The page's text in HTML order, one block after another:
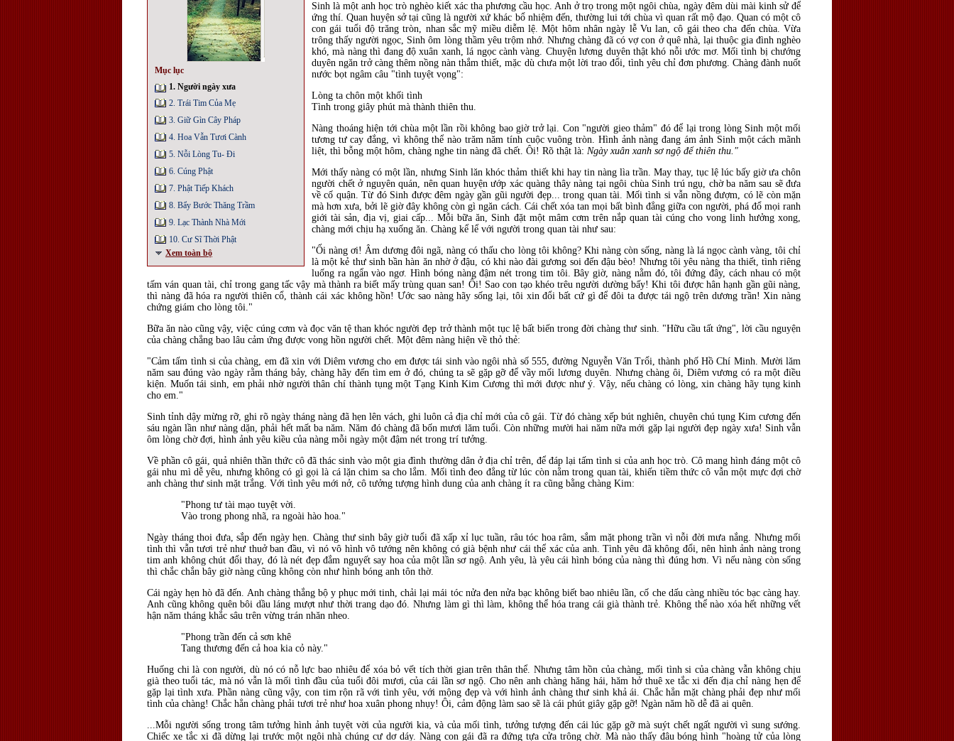
Mục lục
1. Người ngày xưa
2. Trái Tim Của Mẹ
3. Giữ Gìn Cây Pháp
4. Hoa Vẫn Tươi Cành
5. Nỗi Lòng Tu- Đi
6. Cúng Phật
7. Phật Tiếp Khách
8. Bẩy Bước Thăng Trầm
9. Lạc Thành Nhà Mới
10. Cư Sĩ Thời Phật
Xem toàn bộ
Sinh là một anh học trò nghèo kiết xác tha phương cầu học. Anh ở trọ trong một ngôi chùa, ngày đêm dùi mài kinh sử để
ứng thí. Quan huyện sở tại cũng là người xứ khác bổ nhiệm đến, thường lui tới chùa vì quan rất mộ đạo. Quan có một cô
con gái tuổi độ trăng tròn, nhan sắc mỹ miều diễm lệ. Một hôm nhân ngày lễ Vu lan, cô gái theo cha đến chùa. Vừa
trông thấy người ngọc, Sinh ôm lòng thầm yêu trộm nhớ. Nhưng chàng đã có vợ con ở quê nhà, lại thuộc gia đình nghèo
khó, mà nàng thì đang độ xuân xanh, lá ngọc cành vàng. Chuyện lương duyên thật khó nỗi ước mơ. Mối tình bị chướng
duyên ngăn trở càng thêm nồng nàn thắm thiết, mặc dù chưa một lời trao đổi, tình yêu chỉ đơn phương. Chàng đành nuốt
nước bọt ngâm câu "tình tuyệt vọng":
Lòng ta chôn một khối tình
Tình trong giây phút mà thành thiên thu.
Nàng thoáng hiện tới chùa một lần rồi không bao giờ trở lại. Con "người gieo thảm" đó để lại trong lòng Sinh một mối
tương tư cay đắng, vì không thể nào trăm năm tính cuộc vuông tròn. Hình ảnh nàng đang ám ảnh Sinh một cách mãnh
liệt, thì bỗng một hôm, chàng nghe tin nàng đã chết. Ôi! Rõ thật là: Ngày xuân xanh sơ ngộ để thiên thu."
Mới thấy nàng có một lần, nhưng Sinh lăn khóc thảm thiết khi hay tin nàng lìa trần. May thay, tục lệ lúc bấy giờ ưa chôn
người chết ở nguyên quán, nên quan huyện ướp xác quàng thây nàng tại ngôi chùa Sinh trú ngụ, chờ ba năm sau sẽ đưa
về cố quận. Từ đó Sinh được đêm ngày gần gũi người đẹp... trong quan tài. Mối tình si vẫn nồng đượm, có lẽ còn mặn
mà hơn xưa, bởi lẽ giờ đây không còn gì ngăn cách. Cái chết xóa tan mọi bất bình đẳng giữa con người, phá đổ mọi ranh
giới tài sản, địa vị, giai cấp... Mỗi bữa ăn, Sinh đặt một mâm cơm trên nắp quan tài cúng cho vong linh hưởng xong,
chàng mới chịu hạ xuống ăn. Chàng kể lể với người trong quan tài như sau:
"Ối nàng ơi! Âm dương đôi ngã, nàng có thấu cho lòng tôi không? Khi nàng còn sống, nàng là lá ngọc cành vàng, tôi chỉ
là một kẻ thư sinh bần hàn ăn nhờ ở đậu, có khi nào đài gương soi đến đậu bèo! Nhưng tôi yêu nàng tha thiết, tình riêng
luống ra ngẩn vào ngơ. Hình bóng nàng đậm nét trong tim tôi. Bây giờ, nàng nằm đó, tôi đứng đây, cách nhau có một
tấm ván quan tài, chỉ trong gang tấc vậy mà thành ra biết mấy trùng quan san! Ôi! Sao con tạo khéo trêu người dường bấy! Khi tôi được hân hạnh gần gũi nàng,
thì nàng đã hóa ra người thiên cổ, thành cái xác không hồn! Ước sao nàng hãy sống lại, tôi xin đổi bất cứ gì để đôi ta được tái ngộ trên dương trần! Xin nàng
chứng giám cho lòng tôi."
Bữa ăn nào cũng vậy, việc cúng cơm và đọc văn tệ than khóc người đẹp trở thành một tục lệ bất biến trong đời chàng thư sinh. "Hữu cầu tất ứng", lời cầu nguyện
của chàng chẳng bao lâu cảm ứng được vong hồn người chết. Một đêm nàng hiện về thỏ thẻ:
"Cảm tấm tình si của chàng, em đã xin với Diêm vương cho em được tái sinh vào ngôi nhà số 555, đường Nguyễn Văn Trổi, thành phố Hồ Chí Minh. Mười lăm
năm sau đúng vào ngày rằm tháng bảy, chàng hãy đến tìm em ở đó, chúng ta sẽ gặp gỡ để vầy mối lương duyên. Nhưng chàng ôi, Diêm vương có ra một điều
kiện. Muốn tái sinh, em phải nhờ người thân chí thành tụng một Tạng Kinh Kim Cương thì mới được như ý. Vậy, nếu chàng có lòng, xin chàng hãy tụng kinh
cho em."
Sinh tỉnh dậy mừng rỡ, ghi rõ ngày tháng nàng đã hẹn lên vách, ghi luôn cả địa chỉ mới của cô gái. Từ đó chàng xếp bút nghiên, chuyên chú tụng Kim cương đến
sáu ngàn lần như nàng dặn, phải hết mất ba năm. Năm đó chàng đã bốn mươi lăm tuổi. Còn những mười hai năm nữa mới gặp lại người đẹp ngày xưa! Sinh vẫn
ôm lòng chờ đợi, hình ảnh yêu kiều của nàng mỗi ngày một đậm nét trong trí tưởng.
Về phần cô gái, quả nhiên thần thức cô đã thác sinh vào một gia đình thường dân ở địa chỉ trên, để đáp lại tấm tình si của anh học trò. Cô mang hình đáng một cô
gái nhu mì dễ yêu, nhưng không có gì gọi là cá lặn chim sa cho lắm. Mối tình đeo đẳng từ lúc còn nằm trong quan tài, khiến tiềm thức cô vẫn một mực đợi chờ
anh chàng thư sinh mặt trắng. Với tình yêu mới nở, cô tưởng tượng hình dung của anh chàng ít ra cũng bằng chàng Kim:
"Phong tư tài mạo tuyệt vời.
Vào trong phong nhã, ra ngoài hào hoa."
Ngày tháng thoi đưa, sắp đến ngày hẹn. Chàng thư sinh bây giờ tuổi đã xấp xỉ lục tuần, râu tóc hoa râm, sắm mặt phong trần vì nỗi đời mưa nắng. Nhưng mối
tình thì vẫn tươi trẻ như thuở ban đầu, vì nó vô hình vô tướng nên không có già bệnh như cái thể xác của anh. Tình yêu đã không đổi, nên hình ảnh nàng trong
tim anh không chút đổi thay, đó là nét đẹp đắm nguyết say hoa của một lần sơ ngộ. Anh yêu, là yêu cái hình bóng của nàng thì đúng hơn. Vì nếu nàng còn sống
thì chắc chắn bây giờ nàng cũng không còn như hình bóng anh tôn thờ.
Cái ngày hẹn hò đã đến. Anh chàng thắng bộ y phục mới tinh, chải lại mái tóc nửa đen nửa bạc không biết bao nhiêu lần, cố che dấu càng nhiều tóc bạc càng hay.
Anh cũng không quên bôi dầu láng mượt như thời trang dạo đó. Nhưng làm gì thì làm, không thể hóa trang cái già thành trẻ. Không thể nào xóa hết những vết
hận năm tháng khắc sâu trên vừng trán nhăn nheo.
"Phong trần đến cả sơn khê
Tang thương đến cả hoa kia cỏ này."
Huống chi là con người, dù nó có nỗ lực bao nhiêu để xóa bỏ vết tích thời gian trên thân thể. Nhưng tâm hồn của chàng, mối tình si của chàng vẫn không chịu
già theo tuổi tác, mà nó vẫn là mối tình đầu của tuổi đôi mươi, của cái lần sơ ngộ. Cho nên anh chàng hăng hái, hăm hở thuê xe tắc xi đến địa chỉ nàng hẹn để
gặp lại tình xưa. Phần nàng cũng vậy, con tim rộn rã với tình yêu, với mộng đẹp và với hình ảnh chàng thư sinh khả ái. Chắc hẳn mặt chàng phải đẹp như mối
tình của chàng! Chắc hẳn chàng phải tươi trẻ như hoa xuân phong nhụy! Ôi, cảm động làm sao sẽ là cái phút giây gặp gỡ! Ngàn năm hồ dễ đã ai quên.
...Mỗi người sống trong tâm tưởng hình ảnh tuyệt vời của người kia, và của mối tình, tưởng tượng đến cái lúc gặp gỡ mà suýt chết ngất người vì sung sướng.
Chiếc xe tắc xi đã dừng lại trước một ngôi nhà chúng cư dơ dáy. Nàng con gái đã ra đứng tựa cửa trông chờ. Mà nào thấy đâu bóng hình "hoàng tử của lòng